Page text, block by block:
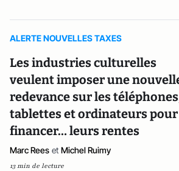
ALERTE NOUVELLES TAXES
Les industries culturelles
veulent imposer une
redevance sur les
tablettes et ordinateurs pour
financer… leurs rentes
Marc Rees et Michel Ruimy
13 min de lecture